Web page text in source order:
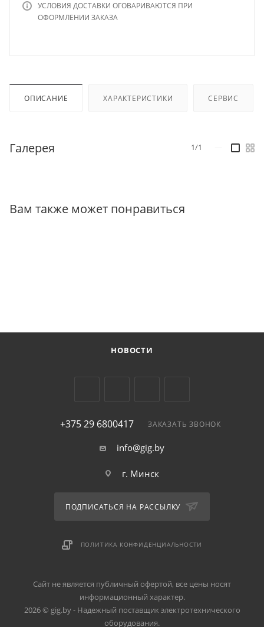
УСЛОВИЯ ДОСТАВКИ ОГОВАРИВАЮТСЯ ПРИ
ОФОРМЛЕНИИ ЗАКАЗА
ОПИСАНИЕ ХАРАКТЕРИСТИКИ СЕРВИС
Галерея 1/1
Вам также может понравиться
НОВОСТИ
+375 29 6800417 ЗАКАЗАТЬ ЗВОНОК
info@gig.by
г. Минск
ПОДПИСАТЬСЯ НА РАССЫЛКУ
ПОЛИТИКА КОНФИДЕНЦИАЛЬНОСТИ
Сайт не является публичный офертой, все цены носят
информационный характер.
2026 © gig.by - Надежный поставщик электротехнического
оборудования.